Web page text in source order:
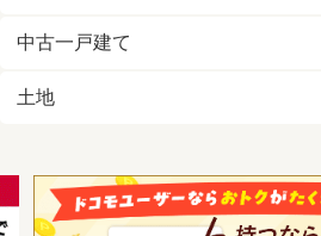
中古一戸建て
土地